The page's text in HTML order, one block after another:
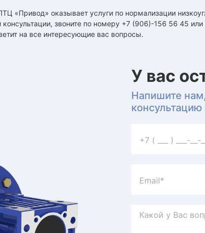
«Привод» оказывает услуги по нормализации
консультации, звоните по номеру +7 (906)-156 56 45 или
на все интересующие вас вопросы.
У вас
Напишите